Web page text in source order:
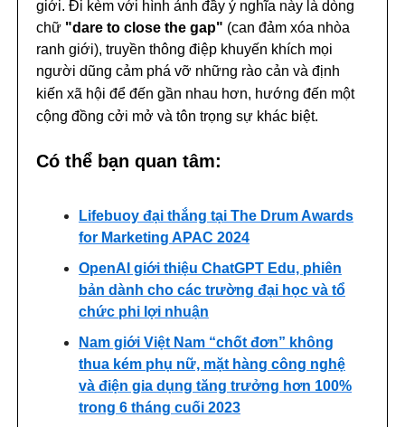
giới. Đi kèm với hình ảnh đầy ý nghĩa này là dòng
chữ "dare to close the gap" (can đảm xóa nhòa
ranh giới), truyền thông điệp khuyến khích mọi
người dũng cảm phá vỡ những rào cản và định
kiến xã hội để đến gần nhau hơn, hướng đến một
cộng đồng cởi mở và tôn trọng sự khác biệt.
Có thể bạn quan tâm:
Lifebuoy đại thắng tại The Drum Awards
for Marketing APAC 2024
OpenAI giới thiệu ChatGPT Edu, phiên
bản dành cho các trường đại học và tổ
chức phi lợi nhuận
Nam giới Việt Nam “chốt đơn” không
thua kém phụ nữ, mặt hàng công nghệ
và điện gia dụng tăng trưởng hơn 100%
trong 6 tháng cuối 2023